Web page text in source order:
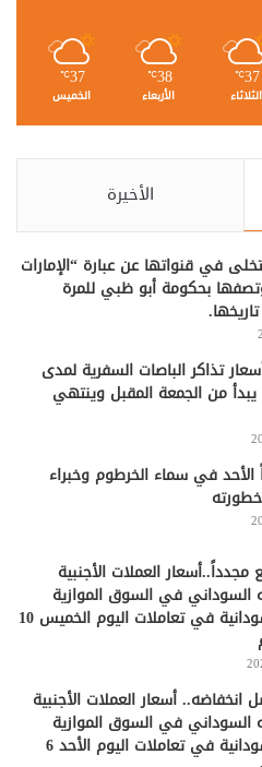
37
℃
الثلاثاء
38
℃
الأربعاء
37
℃
الخميس
الأخيرة
في قنواتها عن عبارة “الإمارات
بحكومة أبو ظبي للمرة
تذاكر الباصات السفرية لمدى
من الجمعة المقبل وينتهي
الأحد في سماء الخرطوم وخبراء
مجدداً..أسعار العملات الأجنبية
السوداني في السوق الموازية
والبنوك السودانية في تعاملات اليوم الخميس 10
انخفاضه.. أسعار العملات الأجنبية
السوداني في السوق الموازية
والبنوك السودانية في تعاملات اليوم الأحد 6